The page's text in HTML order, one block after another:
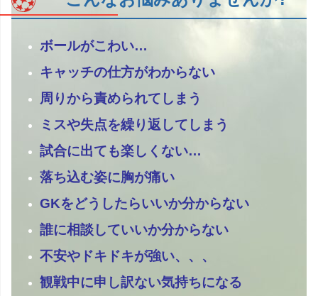
ボールがこわい…
キャッチの仕方がわからない
周りから責められてしまう
ミスや失点を繰り返してしまう
試合に出ても楽しくない…
落ち込む姿に胸が痛い
GKをどうしたらいいか分からない
誰に相談していいか分からない
不安やドキドキが強い、、、
観戦中に申し訳ない気持ちになる